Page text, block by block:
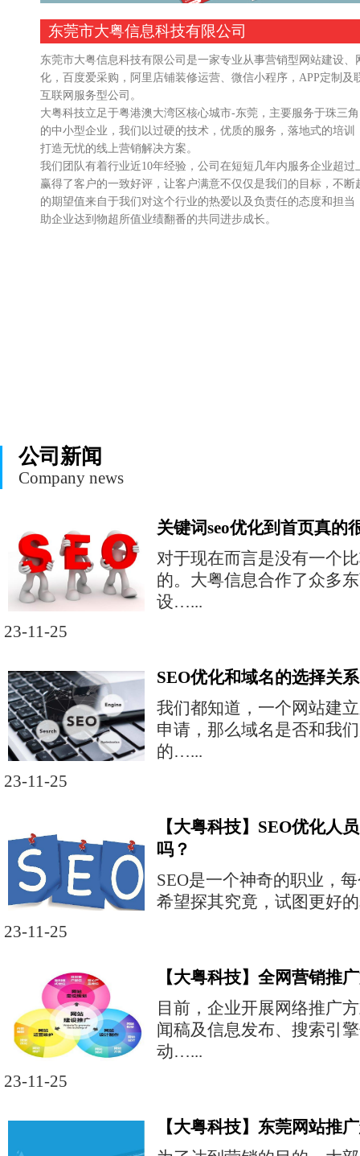
东莞市大粤信息科技有限公司
东莞市大粤信息科技有限公司是一家专业从事营销型网站建设、
化，百度爱采购，阿里店铺装修运营、微信小程序，APP定制及
互联网服务型公司。
大粤科技立足于粤港澳大湾区核心城市-东莞，主要服务于珠三
的中小型企业，我们以过硬的技术，优质的服务，落地式的培训
打造无忧的线上营销解决方案。
我们团队有着行业近10年经验，公司在短短几年内服务企业超过
赢得了客户的一致好评，让客户满意不仅仅是我们的目标，不断
的期望值来自于我们对这个行业的热爱以及负责任的态度和担当
助企业达到物超所值业绩翻番的共同进步成长。
公司新闻
Company news
关键词seo优化到首页真的
对于现在而言是没有一个
的。大粤信息合作了众多
设…...
23-11-25
SEO优化和域名的选择关系
我们都知道，一个网站建
申请，那么域名是否和我
的…...
23-11-25
【大粤科技】SEO优化人
吗？
SEO是一个神奇的职业，
希望探其究竟，试图更好
23-11-25
【大粤科技】全网营销推
目前，企业开展网络推广
闻稿及信息发布、搜索引
动…...
23-11-25
【大粤科技】东莞网站推